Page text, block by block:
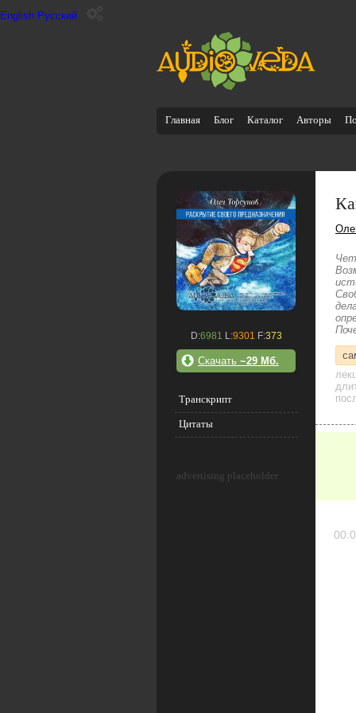
English Русский
Главная Блог Каталог Авторы
D:6981 L:9301 F:373
Скачать ~29 Мб.
Транскрипт
Цитаты
advertising placeholder